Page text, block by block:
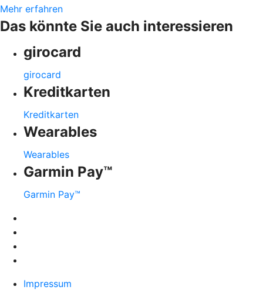
Mehr erfahren
Das könnte Sie auch interessieren
girocard
girocard
Kreditkarten
Kreditkarten
Wearables
Wearables
Garmin Pay™
Garmin Pay™
Impressum